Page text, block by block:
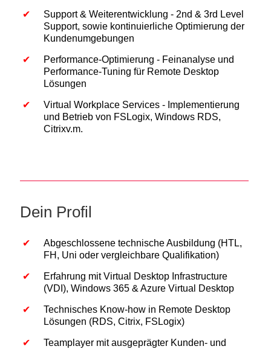
Support & Weiterentwicklung - 2nd & 3rd Level
Support, sowie kontinuierliche Optimierung der
Kundenumgebungen
Performance-Optimierung - Feinanalyse und
Performance-Tuning für Remote Desktop
Lösungen
Virtual Workplace Services - Implementierung
und Betrieb von FSLogix, Windows RDS,
Citrixv.m.
Dein Profil
Abgeschlossene technische Ausbildung (HTL,
FH, Uni oder vergleichbare Qualifikation)
Erfahrung mit Virtual Desktop Infrastructure
(VDI), Windows 365 & Azure Virtual Desktop
Technisches Know-how in Remote Desktop
Lösungen (RDS, Citrix, FSLogix)
Teamplayer mit ausgeprägter Kunden- und